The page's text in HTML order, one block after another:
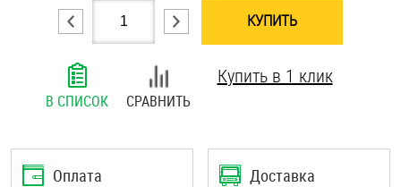
Шплинты
КУПИТЬ
В СПИСОК СРАВНИТЬ
Купить в 1 клик
Оплата Доставка